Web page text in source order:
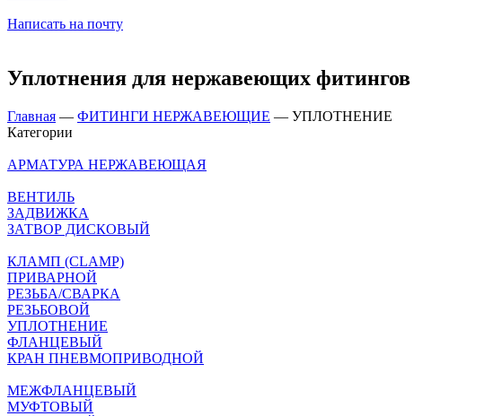
Написать на почту
Уплотнения для нержавеющих фитингов
Главная — ФИТИНГИ НЕРЖАВЕЮЩИЕ — УПЛОТНЕНИЕ
Категории
АРМАТУРА НЕРЖАВЕЮЩАЯ
ВЕНТИЛЬ
ЗАДВИЖКА
ЗАТВОР ДИСКОВЫЙ
КЛАМП (CLAMP)
ПРИВАРНОЙ
РЕЗЬБА/СВАРКА
РЕЗЬБОВОЙ
УПЛОТНЕНИЕ
ФЛАНЦЕВЫЙ
КРАН ПНЕВМОПРИВОДНОЙ
МЕЖФЛАНЦЕВЫЙ
МУФТОВЫЙ